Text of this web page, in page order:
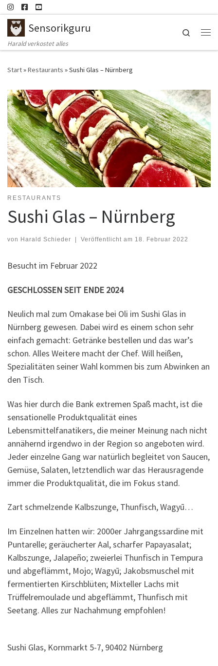
Zum Inhalt springen
Sensorikguru
Harald verkostet alles
Search
Start»Restaurants »Sushi Glas – Nürnberg
RESTAURANTS
Sushi Glas – Nürnberg
von Harald Schieder Veröffentlicht am 18. Februar 2022
Besucht im Februar 2022
GESCHLOSSEN SEIT ENDE 2024
Neulich mal zum Omakase bei Oli im Sushi Glas in
Nürnberg gewesen. Dabei wird es einem schon sehr
einfach gemacht: Getränke bestellen und das war’s
schon. Alles Weitere macht der Chef. Will heißen,
Spezialitäten seiner Wahl kommen bis zum Abwinken an
den Tisch.
Was hier durch die Bank extremen Spaß macht, ist die
sensationelle Produktqualität eines
Lebensmittelfanatikers, die meiner Meinung nach nicht
annähernd irgendwo in der Region so angeboten wird.
Jeder einzelne Gang war natürlich begleitet von Saucen,
Gemüse, Salaten, letztendlich war das Herausragende
immer die Produktqualität, die im Fokus stand.
Zart schmelzende Kalbszunge, Thunfisch, Wagyū…
Im Einzelnen hatten wir: 2000er Jahrgangssardine mit
Puntarelle; geräucherter Aal, scharfer Papayasalat;
Kalbszunge, Jalapeño; zweierlei Thunfisch in Tempura
und abgeflämmt, Mojo; Wagyū; Jakobsmuschel mit
fermentierten Kirschblüten; Mixteller Lachs mit
Trüffelremoulade und abgeflämmt, Thunfisch mit
Seetang. Alles zur Nachahmung empfohlen!
Sushi Glas, Kornmarkt 5-7, 90402 Nürnberg